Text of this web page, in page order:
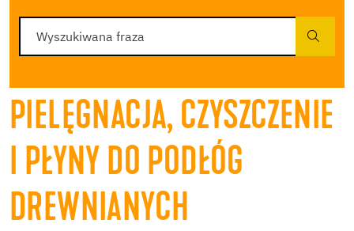
PIELĘGNACJA, CZYSZCZENIE
I PŁYNY DO PODŁÓG
DREWNIANYCH